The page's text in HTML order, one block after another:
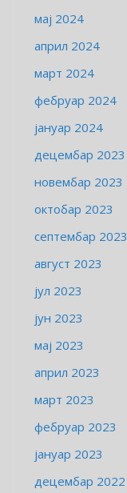
мај 2024
април 2024
март 2024
фебруар 2024
јануар 2024
децембар 2023
новембар 2023
октобар 2023
септембар 2023
август 2023
јул 2023
јун 2023
мај 2023
април 2023
март 2023
фебруар 2023
јануар 2023
децембар 2022